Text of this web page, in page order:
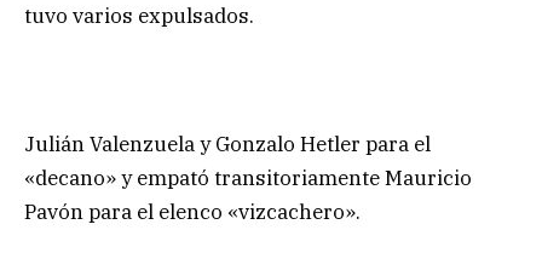
tuvo varios expulsados.
Julián Valenzuela y Gonzalo Hetler para el
«decano» y empató transitoriamente Mauricio
Pavón para el elenco «vizcachero».